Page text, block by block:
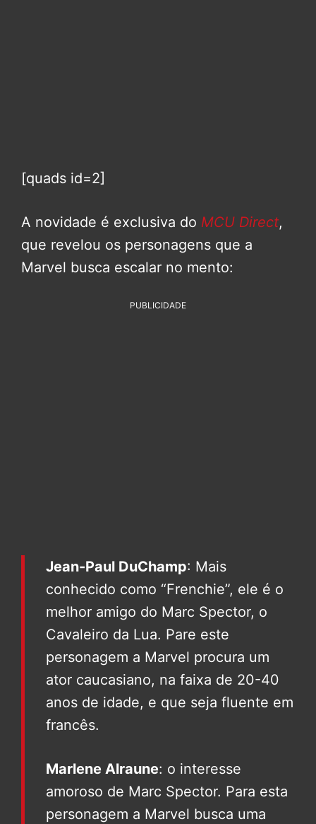
[quads id=2]
A novidade é exclusiva do MCU Direct,
que revelou os personagens que a
Marvel busca escalar no mento:
PUBLICIDADE
Jean-Paul DuChamp: Mais
conhecido como “Frenchie”, ele é o
melhor amigo do Marc Spector, o
Cavaleiro da Lua. Pare este
personagem a Marvel procura um
ator caucasiano, na faixa de 20-40
anos de idade, e que seja fluente em
francês.
Marlene Alraune: o interesse
amoroso de Marc Spector. Para esta
personagem a Marvel busca uma